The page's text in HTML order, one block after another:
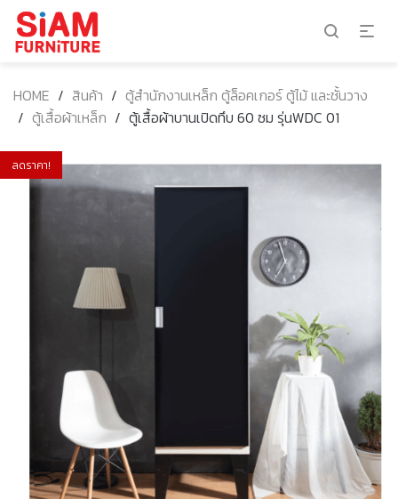
HOME / สินค้า / ตู้สำนักงานเหล็ก ตู้ล็อคเกอร์ ตู้ไม้ และชั้นวาง
/ ตู้เสื้อผ้าเหล็ก / ตู้เสื้อผ้าบานเปิดทึบ 60 ซม รุ่นWDC 01
ลดราคา!